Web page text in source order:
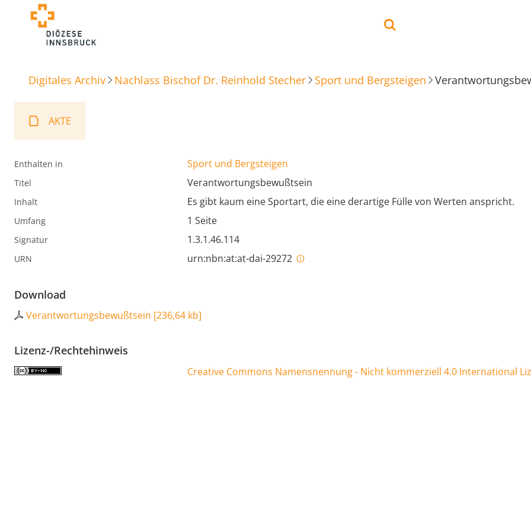
Digitales Archiv Nachlass Bischof Dr. Reinhold Stecher Sport und Bergsteigen
AKTE
Enthalten in Sport und Bergsteigen
Titel Verantwortungsbewußtsein
Inhalt Es gibt kaum eine Sportart, die eine derartige Fülle von Werten anspricht.
Umfang 1 Seite
Signatur 1.3.1.46.114
URN urn:nbn:at:at-dai-29272
Download
Verantwortungsbewußtsein [236,64 kb]
Lizenz-/Rechtehinweis
Creative Commons Namensnennung - Nicht kommerziell 4.0 International